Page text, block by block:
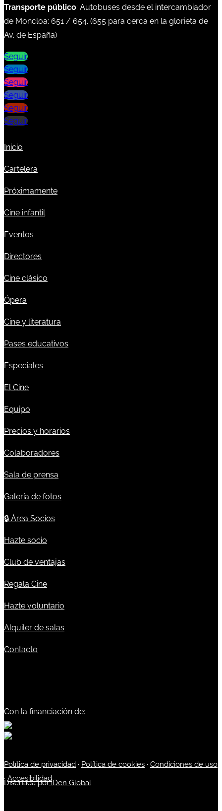
Transporte público: Autobuses desde el intercambiador
de Moncloa: 651 / 654. (655 para cerca en la glorieta de
Av. de España)
Seguir
Seguir
Seguir
Seguir
Seguir
Seguir
Inicio
Cartelera
Próximamente
Cine infantil
Eventos
Directores
Cine clásico
Ópera
Cine y literatura
Pases educativos
Especiales
El Cine
Equipo
Precios y horarios
Colaboradores
Sala de prensa
Galería de fotos
🔒 Área Socios
Hazte socio
Club de ventajas
Regala Cine
Hazte voluntario
Alquiler de salas
Contacto
Con la financiación de:
Política de privacidad · Política de cookies · Condiciones de uso
·Accesibilidad
Diseñada poriDen Global